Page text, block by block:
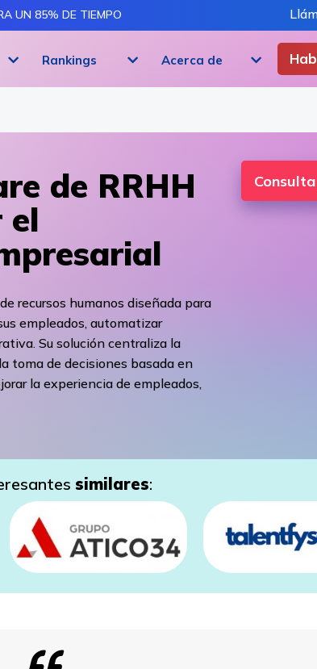
UN 85% DE TIEMPO
Rankings Acerca de
de RRHH
el
recursos humanos diseñada para
empleados, automatizar
Su solución centraliza la
toma de decisiones basada en
la experiencia de empleados,
similares: